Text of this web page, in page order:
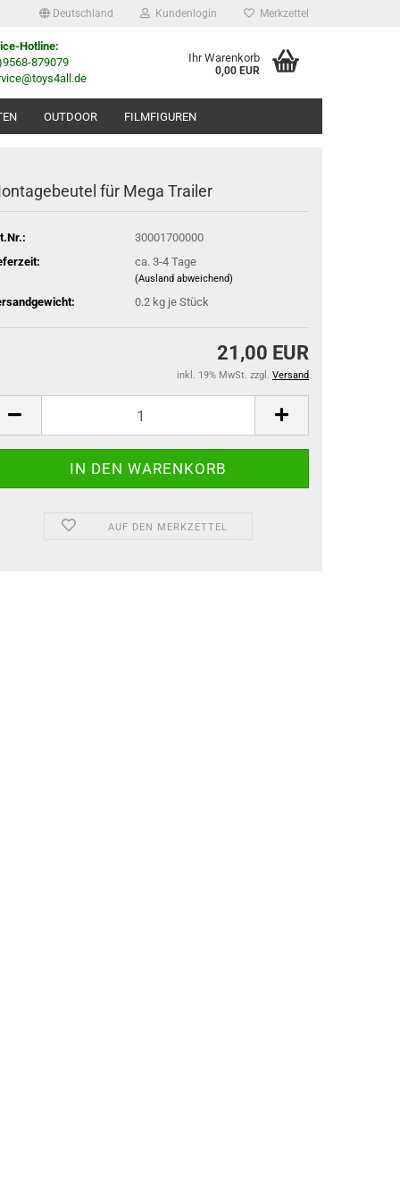
Deutschland Kundenlogin Merkzettel
Hotline:
879079
Ihr Warenkorb
0,00 EUR
OUTDOOR FILMFIGUREN
für Mega Trailer
30001700000
ca. 3-4 Tage
(Ausland abweichend)
0.2 kg je Stück
21,00 EUR
inkl. 19% MwSt. zzgl. Versand
AUF DEN MERKZETTEL